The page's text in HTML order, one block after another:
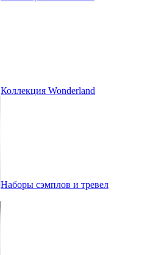
Коллекция Wonderland
Наборы сэмплов и тревел